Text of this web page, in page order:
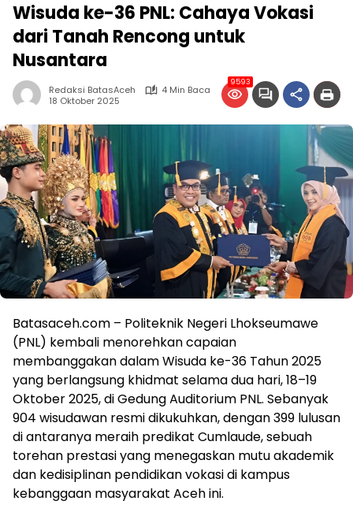
Wisuda ke-36 PNL: Cahaya Vokasi
dari Tanah Rencong untuk
Nusantara
Redaksi BatasAceh
4 Min Baca
18 Oktober 2025
9593
Batasaceh.com – Politeknik Negeri Lhokseumawe
(PNL) kembali menorehkan capaian
membanggakan dalam Wisuda ke-36 Tahun 2025
yang berlangsung khidmat selama dua hari, 18–19
Oktober 2025, di Gedung Auditorium PNL. Sebanyak
904 wisudawan resmi dikukuhkan, dengan 399 lulusan
di antaranya meraih predikat Cumlaude, sebuah
torehan prestasi yang menegaskan mutu akademik
dan kedisiplinan pendidikan vokasi di kampus
kebanggaan masyarakat Aceh ini.